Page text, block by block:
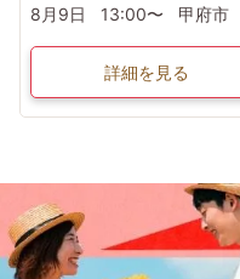
8月9日
13:00〜 甲府市
詳細を見る